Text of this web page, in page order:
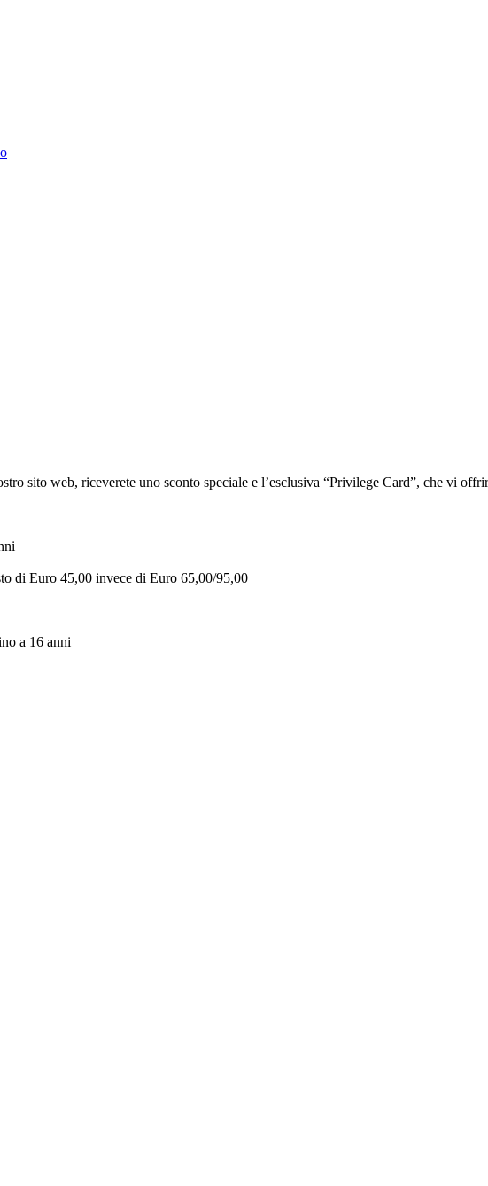
sito web, riceverete uno sconto speciale e l’esclusiva “Privilege Card”, che vi
di Euro 45,00 invece di Euro 65,00/95,00
a 16 anni